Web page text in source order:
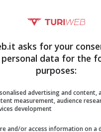
schiere di pellegrini
e omaggiare le
asks for your
data for the
purposes:
advertising and content,
measurement, audience
development
and/or access information on a